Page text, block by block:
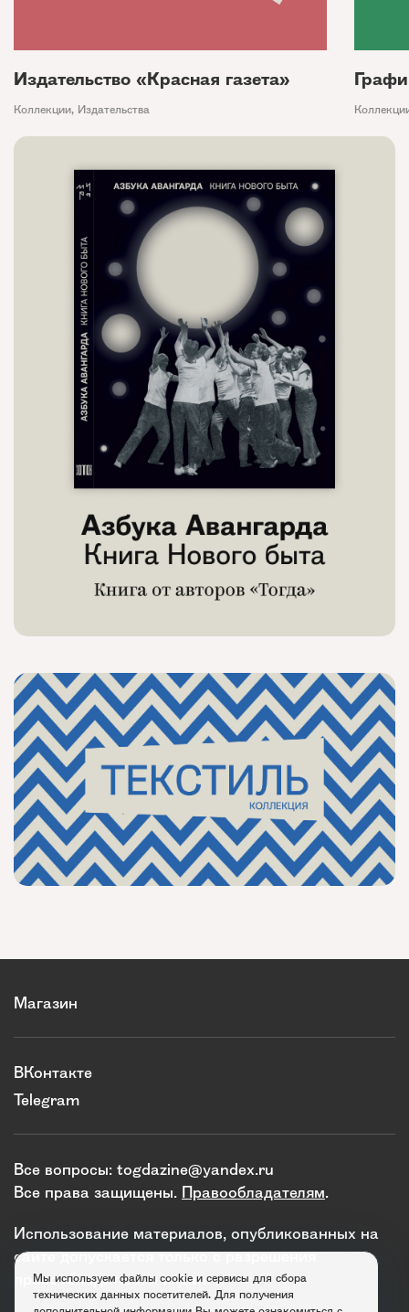
Издательство «Красная газета»
Коллекции, Издательства
Магазин
ВКонтакте
Telegram
Все вопросы: togdazine@yandex.ru
Все права защищены. Правообладателям.
Использование материалов, опубликованных на
сайте допускается только с разрешения
правообладателя и издания.
Мы используем файлы cookie и сервисы для сбора
технических данных посетителей. Для получения